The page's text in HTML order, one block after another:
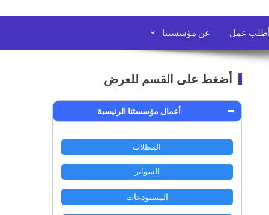
أطلب عمل عن مؤسستنا
أضغط على القسم للعرض
أعمال مؤسستنا الرئيسية
المظلات
السواتر
المستودعات